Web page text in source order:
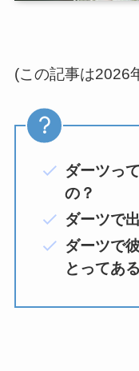
(この記事は2026
ダーツっ
の？
ダーツで
ダーツで
とってあ